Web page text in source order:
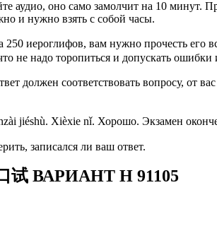
аудио, оно само замолчит на 10 минут.
и нужно взять с собой часы.
250 иероглифов, вам нужно прочесть
не надо торопиться и допускать ошибки
должен соответствовать вопросу, от
jiéshù. Xièxie nǐ. Хорошо. Экзамен
записался ли ваш ответ.
试 ВАРИАНТ H 91105